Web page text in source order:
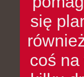
się
coś